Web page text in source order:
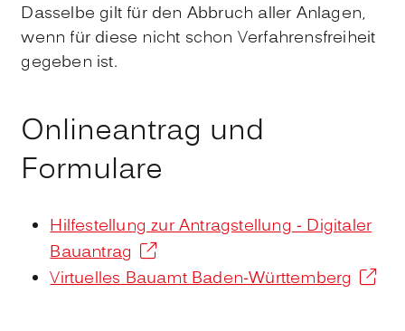
Dasselbe gilt für den Abbruch aller Anlagen,
wenn für diese nicht schon Verfahrensfreiheit
gegeben ist.
Onlineantrag und
Formulare
Hilfestellung zur Antragstellung - Digitaler
Bauantrag
Virtuelles Bauamt Baden-Württemberg